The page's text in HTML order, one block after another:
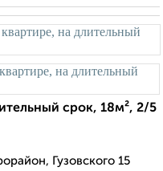
срок, 18м², 2/5
Гузовского 15